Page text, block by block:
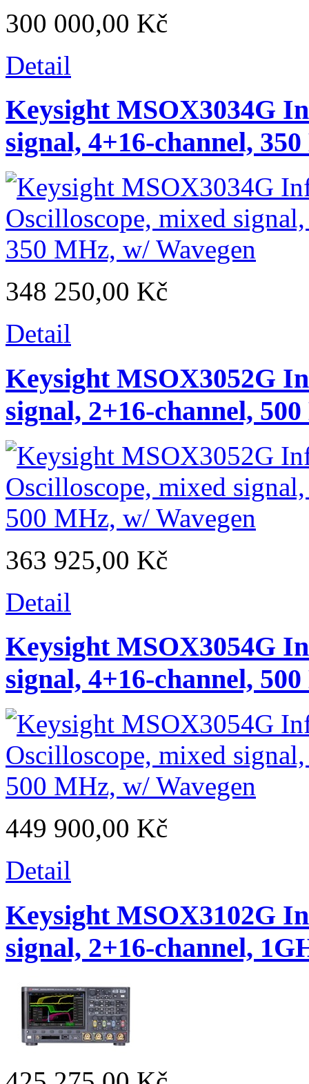
300 000,00 Kč
Detail
Keysight MSOX3034G
signal, 4+16-channel,
348 250,00 Kč
Detail
Keysight MSOX3052G
signal, 2+16-channel,
363 925,00 Kč
Detail
Keysight MSOX3054G
signal, 4+16-channel,
449 900,00 Kč
Detail
Keysight MSOX3102G
signal, 2+16-channel,